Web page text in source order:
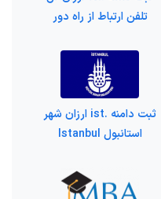
تلفن ارتباط از راه دور
ثبت دامنه .ist ارزان شهر
استانبول Istanbul